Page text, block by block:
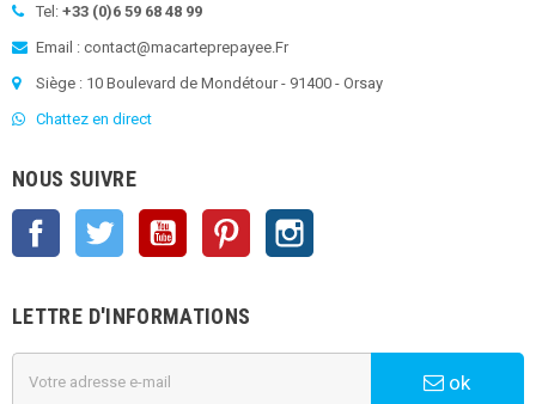
Tel: +33 (0)6 59 68 48 99
Email : contact@macarteprepayee.Fr
Siège : 10 Boulevard de Mondétour - 91400 - Orsay
Chattez en direct
NOUS SUIVRE
Facebook Twitter YouTube Pinterest
LETTRE D'INFORMATIONS
ok